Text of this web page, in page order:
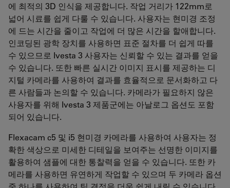
에 최적의 3D 인식을 제공합니다. 작업 거리가 122mm로
넓어 시료를 쉽게 다룰 수 있습니다. 사용자는 현미경 조정
에 드는 시간을 줄이고 작업에 더 많은 시간을 할애합니다.
인코딩된 광학 장치를 사용하면 표준 절차를 더 쉽게 따를
수 있으므로 Ivesta 3 사용자는 신뢰할 수 있는 결과를 얻을
수 있습니다. 또한 빠른 실시간 이미지 표시를 제공하는 디
지털 카메라를 사용하여 결과를 효율적으로 문서화하고 다
른 사람들과 논의할 수 있습니다. 카메라가 필요하지 않은
사용자를 위해 Ivesta 3 제품군에는 아날로그 옵션도 포함
되어 있습니다.
Flexacam c5 및 i5 현미경 카메라를 사용하여 사용자는 정
확한 색상으로 미세한 디테일을 보여주는 선명한 이미지를
활용하여 샘플에 대한 통찰력을 얻을 수 있습니다. 또한 카
메라를 사용하면 유연하게 작업할 수 있으며 두 카메라 옵션